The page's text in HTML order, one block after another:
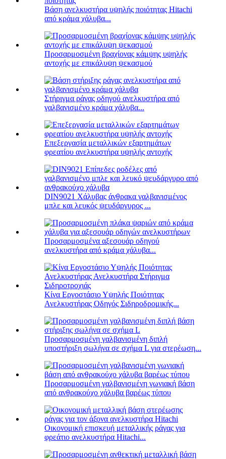
Βάση ανελκυστήρα υψηλής ποιότητας Hitachi
από κράμα χάλυβα...
Προσαρμοσμένη βραχίονας κάμψης υψηλής
αντοχής με επικάλυψη ψεκασμού
Στήριγμα ράγας οδηγού ανελκυστήρα από
γαλβανισμένο κράμα χάλυβα...
Επεξεργασία μεταλλικών εξαρτημάτων
φρεατίου ανελκυστήρα υψηλής αντοχής
DIN9021 Χάλυβας άνθρακα γαλβανισμένος
μπλε και λευκός ψευδάργυρος ...
Προσαρμοσμένα αξεσουάρ οδηγού
ανελκυστήρα από κράμα χάλυβα...
Κίνα Εργοστάσιο Υψηλής Ποιότητας
Ανελκυστήρας Οδηγός Σιδηροδρομικής...
Προσαρμοσμένη γαλβανισμένη διπλή
υποστήριξη σωλήνα σε σχήμα L για στερέωση...
Προσαρμοσμένη γαλβανισμένη γωνιακή βάση
από ανθρακούχο χάλυβα βαρέως τύπου
Οικονομική επισκευή μεταλλικής ράγας για
φρεάτιο ανελκυστήρα Hitachi...